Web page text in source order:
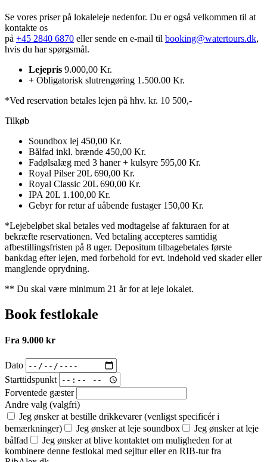
Se vores priser på lokaleleje nedenfor. Du er også velkommen til at
kontakte os
på +45 2840 6870 eller sende en e-mail til booking@watertours.dk,
hvis du har spørgsmål.
Lejepris 9.000,00 Kr.
+ Obligatorisk slutrengøring 1.500.00 Kr.
*Ved reservation betales lejen på hhv. kr. 10 500,-
Tilkøb
Soundbox lej 450,00 Kr.
Bålfad inkl. brænde 450,00 Kr.
Fadølsalæg med 3 haner + kulsyre 595,00 Kr.
Royal Pilser 20L 690,00 Kr.
Royal Classic 20L 690,00 Kr.
IPA 20L 1.100,00 Kr.
Gebyr for retur af uåbende fustager 150,00 Kr.
*Lejebeløbet skal betales ved modtagelse af fakturaen for at
bekræfte reservationen. Ved betaling accepteres samtidig
afbestillingsfristen på 8 uger. Depositum tilbagebetales første
bankdag efter lejen, med forbehold for evt. indehold ved skader eller
manglende oprydning.
** Du skal være minimum 21 år for at leje lokalet.
Book festlokale
Fra 9.000 kr
Dato
Starttidspunkt
Forventede gæster
Andre valg (valgfri)
Jeg ønsker at bestille drikkevarer (venligst specificér i
bemærkninger)
Jeg ønsker at leje soundbox
Jeg ønsker at leje
bålfad
Jeg ønsker at blive kontaktet om muligheden for at
kombinere denne festlokal med sejltur eller en RIB-tur fra